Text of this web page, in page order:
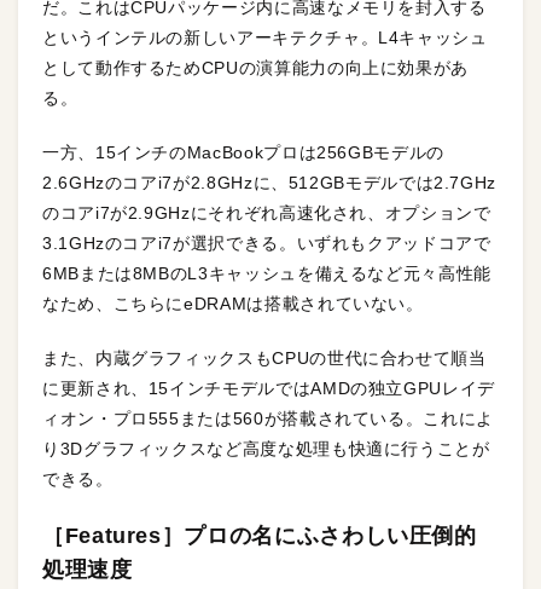
だ。これはCPUパッケージ内に高速なメモリを封入する
というインテルの新しいアーキテクチャ。L4キャッシュ
として動作するためCPUの演算能力の向上に効果があ
る。
一方、15インチのMacBookプロは256GBモデルの
2.6GHzのコアi7が2.8GHzに、512GBモデルでは2.7GHz
のコアi7が2.9GHzにそれぞれ高速化され、オプションで
3.1GHzのコアi7が選択できる。いずれもクアッドコアで
6MBまたは8MBのL3キャッシュを備えるなど元々高性能
なため、こちらにeDRAMは搭載されていない。
また、内蔵グラフィックスもCPUの世代に合わせて順当
に更新され、15インチモデルではAMDの独立GPUレイデ
ィオン・プロ555または560が搭載されている。これによ
り3Dグラフィックスなど高度な処理も快適に行うことが
できる。
［Features］プロの名にふさわしい圧倒的
処理速度